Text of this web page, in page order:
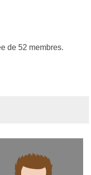
de 52 membres.